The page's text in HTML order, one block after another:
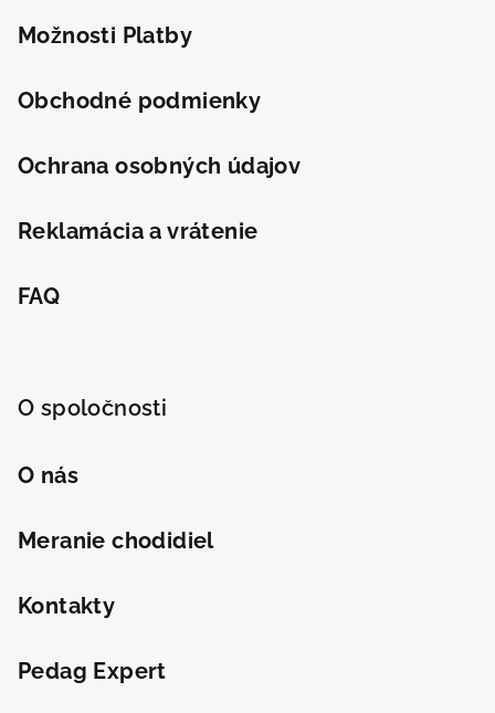
Možnosti Platby
Obchodné podmienky
Ochrana osobných údajov
Reklamácia a vrátenie
FAQ
O spoločnosti
O nás
Meranie chodidiel
Kontakty
Pedag Expert